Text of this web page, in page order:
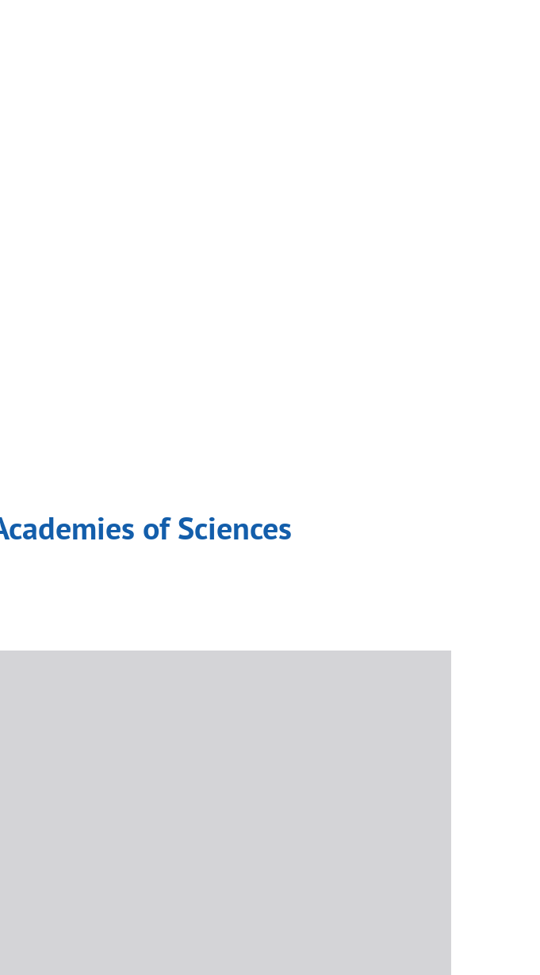
of Sciences